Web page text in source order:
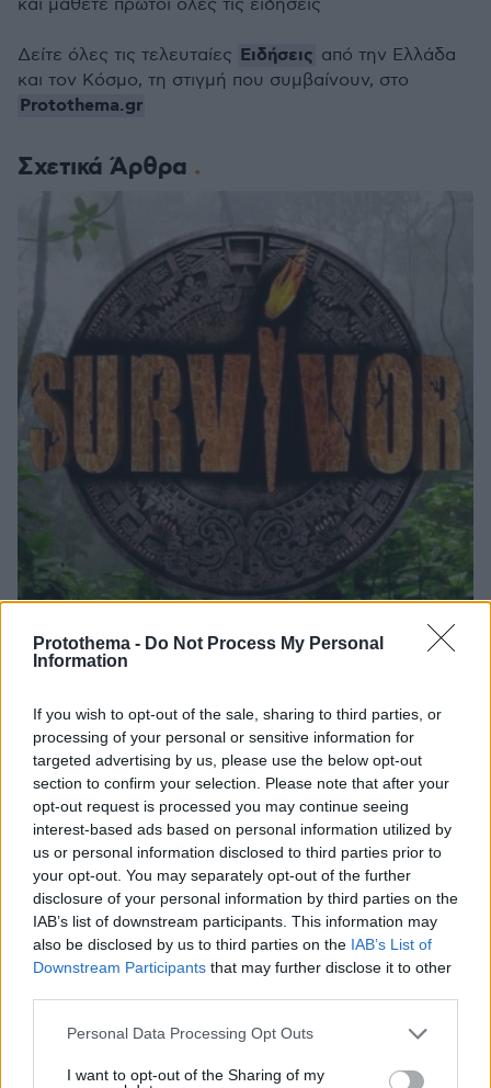
Protothema - Do Not Process My Personal
Information
If you wish to opt-out of the sale, sharing to third parties, or
processing of your personal or sensitive information for
targeted advertising by us, please use the below opt-out
section to confirm your selection. Please note that after your
opt-out request is processed you may continue seeing
interest-based ads based on personal information utilized by
us or personal information disclosed to third parties prior to
your opt-out. You may separately opt-out of the further
disclosure of your personal information by third parties on the
IAB’s list of downstream participants. This information may
also be disclosed by us to third parties on the IAB’s List of
Downstream Participants that may further disclose it to other
Please note that this website/app uses one or more Google
not limited to your visit or usage behaviour. You may click to
Personal Data Processing Opt Outs
I want to opt-out of the Sharing of my
Σχετικά Άρθρα
αναστέλλεται η τηλεοπτική μετάδοση: Η ανακοίνωση του
ΣΚΑΪ
11.05.2026, 22:02
Thema Insights
και μάθετε πρώτοι όλες τις ειδήσεις
Δείτε όλες τις τελευταίες Ειδήσεις από την Ελλάδα
και τον Κόσμο, τη στιγμή που συμβαίνουν, στο
Protothema.gr